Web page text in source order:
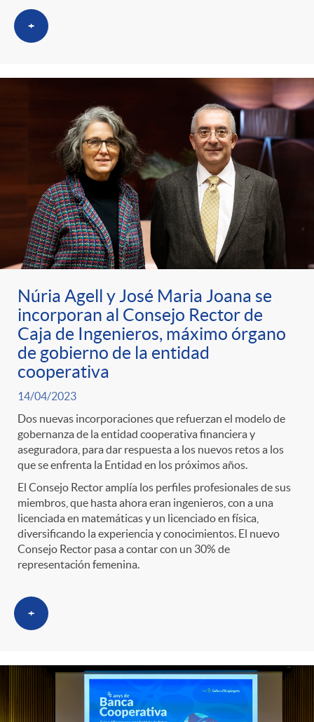
+
Núria Agell y José Maria Joana se
incorporan al Consejo Rector de
Caja de Ingenieros, máximo órgano
de gobierno de la entidad
cooperativa
14/04/2023
Dos nuevas incorporaciones que refuerzan el modelo de
gobernanza de la entidad cooperativa financiera y
aseguradora, para dar respuesta a los nuevos retos a los
que se enfrenta la Entidad en los próximos años.
El Consejo Rector amplía los perfiles profesionales de sus
miembros, que hasta ahora eran ingenieros, con a una
licenciada en matemáticas y un licenciado en física,
diversificando la experiencia y conocimientos. El nuevo
Consejo Rector pasa a contar con un 30% de
representación femenina.
+